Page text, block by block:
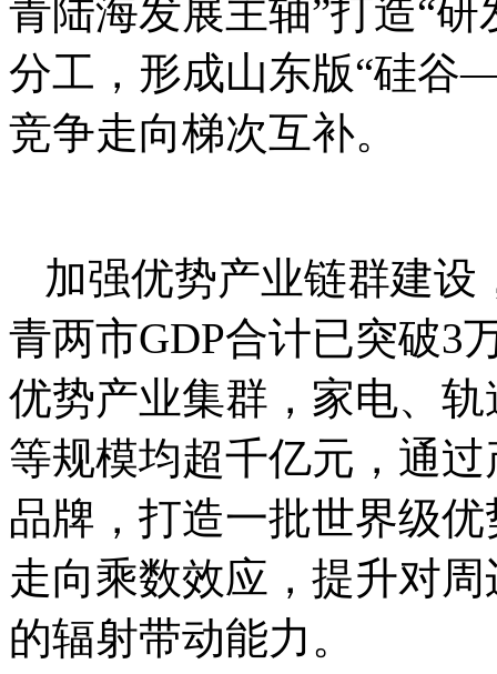
青陆海发展主轴”打造“
分工，形成山东版“硅谷
竞争走向梯次互补。
加强优势产业链群建
青两市GDP合计已突破3
优势产业集群，家电、
等规模均超千亿元，通
品牌，打造一批世界级
走向乘数效应，提升对
的辐射带动能力。